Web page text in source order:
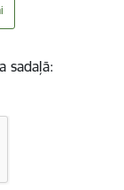
sadaļā: